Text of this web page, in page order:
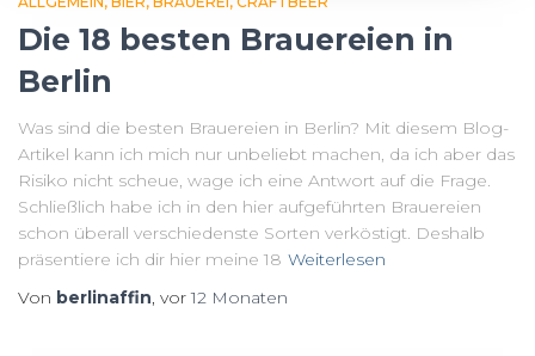
Die 18 besten Brauereien in
Berlin
Was sind die besten Brauereien in Berlin? Mit diesem Blog-
Artikel kann ich mich nur unbeliebt machen, da ich aber das
Risiko nicht scheue, wage ich eine Antwort auf die Frage.
Schließlich habe ich in den hier aufgeführten Brauereien
schon überall verschiedenste Sorten verköstigt. Deshalb
präsentiere ich dir hier meine 18 Weiterlesen
Von berlinaffin, vor12 Monaten